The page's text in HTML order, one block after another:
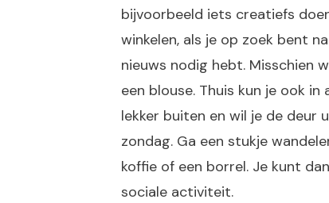
bijvoorbeeld iets creatiefs
winkelen, als je op zoek bent
nieuws nodig hebt. Misschien
een blouse. Thuis kun je ook
lekker buiten en wil je de deur
zondag. Ga een stukje
koffie of een borrel. Je kunt
sociale activiteit.